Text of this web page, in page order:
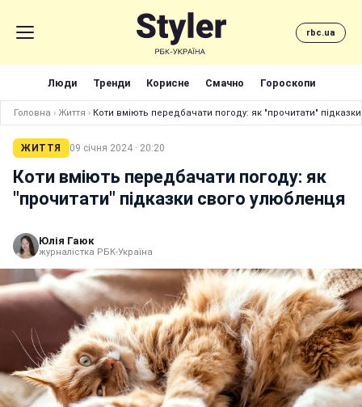
rbc.ua
Люди Тренди Корисне Смачно Гороскопи
Головна › Життя › Коти вміють передбачати погоду: як "прочитати"
ЖИТТЯ 09 січня 2024 · 20:20
Коти вміють передбачати погоду: як
"прочитати" підказки свого улюбленця
Юлія Гаюк
журналістка РБК-Україна